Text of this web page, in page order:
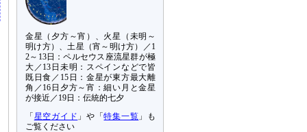
金星（夕方～宵）、火星（未明～
明け方）、土星（宵～明け方）／1
2～13日：ペルセウス座流星群が極
大／13日未明：スペインなどで皆
既日食／15日：金星が東方最大離
角／16日夕方～宵：細い月と金星
が接近／19日：伝統的七夕
「 星空ガイド 」や「特集一覧 」も
ご覧ください